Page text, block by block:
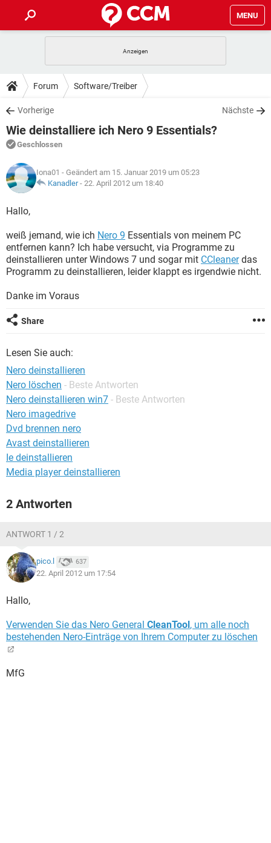
MENU
ANDROID IOS
WINDOWS 10
WHATSAPP TIKTOK
FACEBOOK
TIPPS & TRICKS
SPIELE
WINDOWS 10
WHATSAPP
FACEBOOK HARDWARE
DOWNLOADS
SPIELE STREAMING
ANDROID
WINDOWS 10 INSTAGRAM
WHATSAPP
FACEBOOK
FORUM
SPIELE
ANDROID IOS
FACEBOOK HARDWARE
LEXIKON
SPIELE
ANDROID
WINDOWS 10 INSTAGRAM
WHATSAPP TIKTOK
FACEBOOK HARDWARE
Forum Software/Treiber
Vorherige Nächste
Wie deinstalliere ich Nero 9 Essentials?
Geschlossen
Iona01 - Geändert am 15. Januar 2019 um 05:23
Kanadler- 22. April 2012 um 18:40
Hallo,
weiß jemand, wie ich Nero 9 Essentials von meinem PC
entfernen kann? Ich habe versucht, via Programme zu
deinstallieren unter Windows 7 und sogar mit CCleanerdas
Programm zu deinstallieren, leider klappt es irgendwie nicht.
Danke im Voraus
Share
Lesen Sie auch:
Nero deinstallieren
Nero löschen - Beste Antworten
Nero deinstallieren win7 - Beste Antworten
Nero imagedrive
Dvd brennen nero
Avast deinstallieren
Ie deinstallieren
Media player deinstallieren
2 Antworten
ANTWORT 1 / 2
pico.l 637
22. April 2012 um 17:54
Hallo,
Verwenden Sie das Nero General CleanTool, um alle noch
bestehenden Nero-Einträge von Ihrem Computer zu löschen
MfG